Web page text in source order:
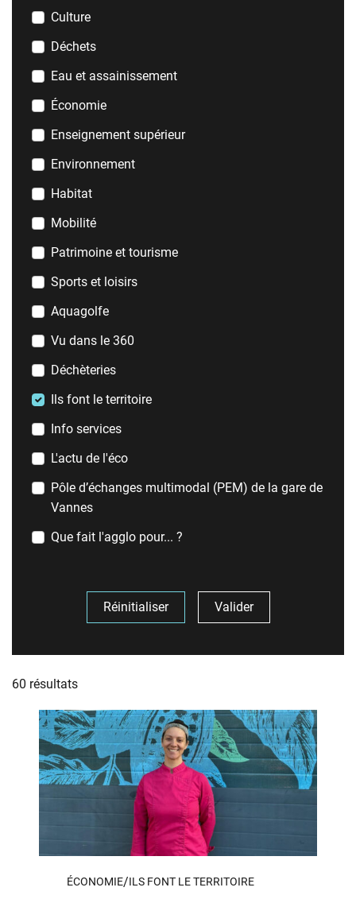
Thèmes
Culture
Déchets
Eau et assainissement
Économie
Enseignement supérieur
Environnement
Habitat
Mobilité
Patrimoine et tourisme
Sports et loisirs
Aquagolfe
Vu dans le 360
Déchèteries
Ils font le territoire
Info services
L'actu de l'éco
Pôle d’échanges multimodal (PEM) de la gare de
Vannes
Que fait l'agglo pour... ?
Réinitialiser Valider
Liste des actualités
60 résultats
ÉCONOMIE/ILS FONT LE TERRITOIRE